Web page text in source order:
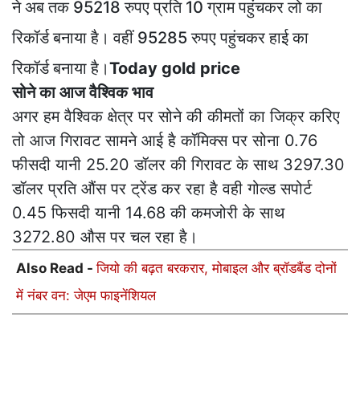
रिकॉर्ड बनाया है। वहीं 95285 रुपए पहुंचकर हाई का
रिकॉर्ड बनाया है। Today gold price
सोने का आज वैश्विक भाव
अगर हम वैश्विक क्षेत्र पर सोने की कीमतों का जिक्र करिए
तो आज गिरावट सामने आई है कॉमिक्स पर सोना 0.76
फीसदी यानी 25.20 डॉलर की गिरावट के साथ 3297.30
डॉलर प्रति औंस पर ट्रेंड कर रहा है वही गोल्ड सपोर्ट 0.45
फिसदी यानी 14.68 की कमजोरी के साथ 3272.80 औस
पर चल रहा है।
Also Read -जियो की बढ़त बरकरार, मोबाइल और ब्रॉडबैंड दोनों